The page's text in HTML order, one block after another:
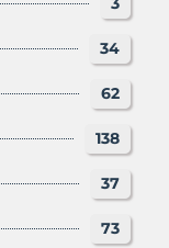
34
62
138
37
73